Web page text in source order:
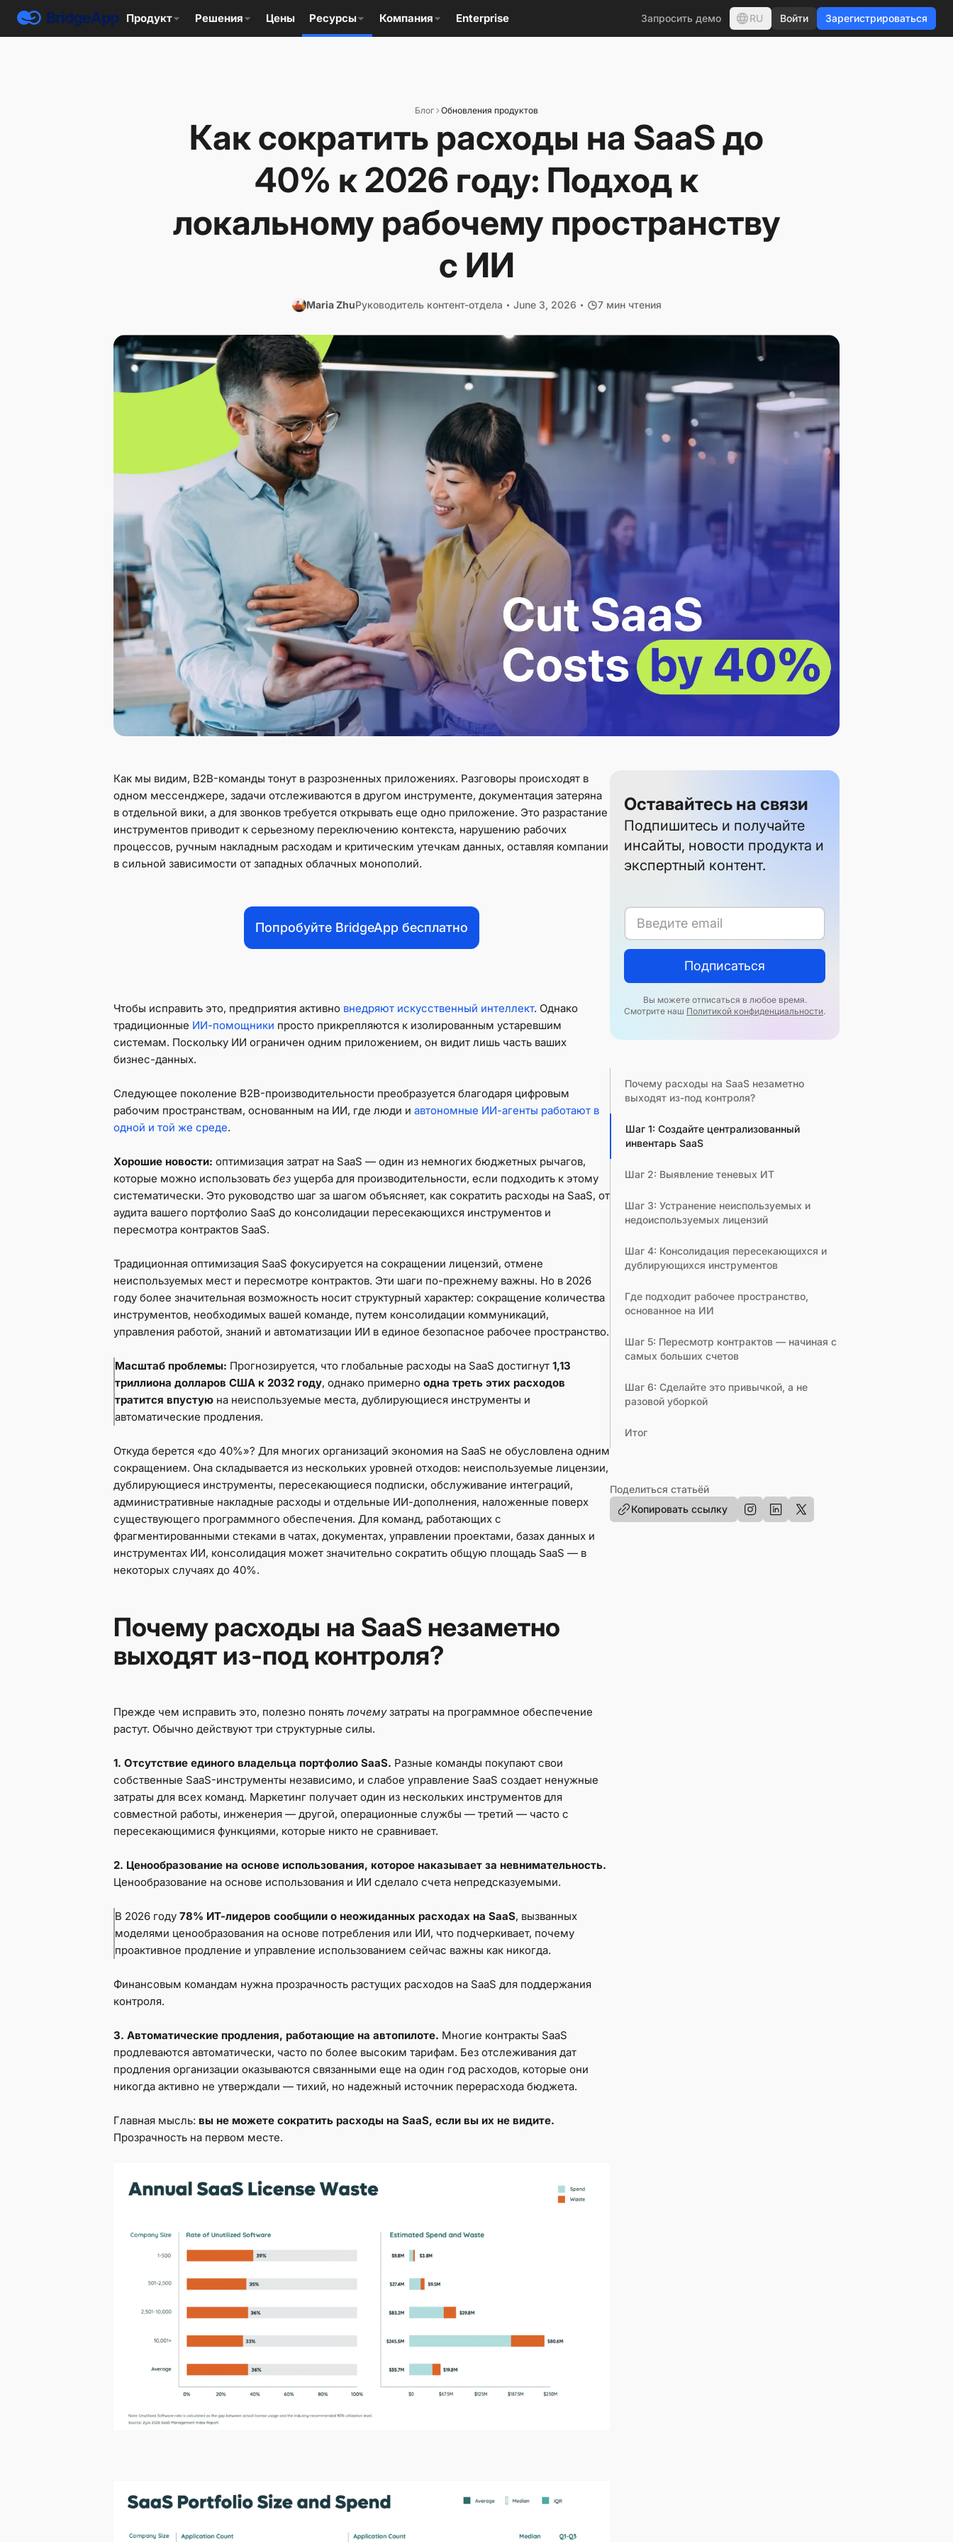
Продукт Решения Цены Ресурсы Компания Enterprise Запросить демо RU Войти Зарегистрироваться
Блог Обновления продуктов
Как сократить расходы на SaaS до
40% к 2026 году: Подход к
локальному рабочему пространству
с ИИ
Maria ZhuРуководитель контент-отдела June 3, 2026 7 мин чтения
Как мы видим, B2B-команды тонут в разрозненных приложениях. Разговоры происходят в
одном мессенджере, задачи отслеживаются в другом инструменте, документация затеряна
в отдельной вики, а для звонков требуется открывать еще одно приложение. Это разрастание
инструментов приводит к серьезному переключению контекста, нарушению рабочих
процессов, ручным накладным расходам и критическим утечкам данных, оставляя компании
в сильной зависимости от западных облачных монополий.
Попробуйте BridgeApp бесплатно
Чтобы исправить это, предприятия активно внедряют искусственный интеллект. Однако
традиционные ИИ-помощники просто прикрепляются к изолированным устаревшим
системам. Поскольку ИИ ограничен одним приложением, он видит лишь часть ваших
бизнес-данных.
Следующее поколение B2B-производительности преобразуется благодаря цифровым
рабочим пространствам, основанным на ИИ, где люди и автономные ИИ-агенты работают в
одной и той же среде.
Хорошие новости: оптимизация затрат на SaaS — один из немногих бюджетных рычагов,
которые можно использовать без ущерба для производительности, если подходить к этому
систематически. Это руководство шаг за шагом объясняет, как сократить расходы на SaaS, от
аудита вашего портфолио SaaS до консолидации пересекающихся инструментов и
пересмотра контрактов SaaS.
Традиционная оптимизация SaaS фокусируется на сокращении лицензий, отмене
неиспользуемых мест и пересмотре контрактов. Эти шаги по-прежнему важны. Но в 2026
году более значительная возможность носит структурный характер: сокращение количества
инструментов, необходимых вашей команде, путем консолидации коммуникаций,
управления работой, знаний и автоматизации ИИ в единое безопасное рабочее пространство.
Масштаб проблемы: Прогнозируется, что глобальные расходы на SaaS достигнут 1,13
триллиона долларов США к 2032 году, однако примерно одна треть этих расходов
тратится впустую на неиспользуемые места, дублирующиеся инструменты и
автоматические продления.
Откуда берется «до 40%»? Для многих организаций экономия на SaaS не обусловлена одним
сокращением. Она складывается из нескольких уровней отходов: неиспользуемые лицензии,
дублирующиеся инструменты, пересекающиеся подписки, обслуживание интеграций,
административные накладные расходы и отдельные ИИ-дополнения, наложенные поверх
существующего программного обеспечения. Для команд, работающих с
фрагментированными стеками в чатах, документах, управлении проектами, базах данных и
инструментах ИИ, консолидация может значительно сократить общую площадь SaaS — в
некоторых случаях до 40%.
Почему расходы на SaaS незаметно
выходят из-под контроля?
Прежде чем исправить это, полезно понять почемузатраты на программное обеспечение
растут. Обычно действуют три структурные силы.
1. Отсутствие единого владельца портфолио SaaS. Разные команды покупают свои
собственные SaaS-инструменты независимо, и слабое управление SaaS создает ненужные
затраты для всех команд. Маркетинг получает один из нескольких инструментов для
совместной работы, инженерия — другой, операционные службы — третий — часто с
пересекающимися функциями, которые никто не сравнивает.
2. Ценообразование на основе использования, которое наказывает за невнимательность.
Ценообразование на основе использования и ИИ сделало счета непредсказуемыми.
В 2026 году 78% ИТ-лидеров сообщили о неожиданных расходах на SaaS, вызванных
моделями ценообразования на основе потребления или ИИ, что подчеркивает, почему
проактивное продление и управление использованием сейчас важны как никогда.
Финансовым командам нужна прозрачность растущих расходов на SaaS для поддержания
контроля.
3. Автоматические продления, работающие на автопилоте. Многие контракты SaaS
продлеваются автоматически, часто по более высоким тарифам. Без отслеживания дат
продления организации оказываются связанными еще на один год расходов, которые они
никогда активно не утверждали — тихий, но надежный источник перерасхода бюджета.
Главная мысль: вы не можете сократить расходы на SaaS, если вы их не видите.
Прозрачность на первом месте.
Оставайтесь на связи
Подпишитесь и получайте
инсайты, новости продукта и
экспертный контент.
Подписаться
Вы можете отписаться в любое время.
Смотрите наш Политикой конфиденциальности.
Почему расходы на SaaS незаметно
выходят из-под контроля?
Шаг 1: Создайте централизованный
инвентарь SaaS
Шаг 2: Выявление теневых ИТ
Шаг 3: Устранение неиспользуемых и
недоиспользуемых лицензий
Шаг 4: Консолидация пересекающихся и
дублирующихся инструментов
Где подходит рабочее пространство,
основанное на ИИ
Шаг 5: Пересмотр контрактов — начиная с
самых больших счетов
Шаг 6: Сделайте это привычкой, а не
разовой уборкой
Итог
Поделиться статьёй
Копировать ссылку